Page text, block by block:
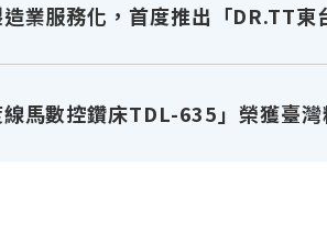
業服務化，首度推出「DR.TT
線馬數控鑽床TDL-635」榮獲臺